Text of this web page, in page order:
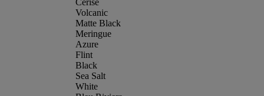
Cerise
Volcanic
Matte Black
Meringue
Azure
Flint
Black
Sea Salt
White